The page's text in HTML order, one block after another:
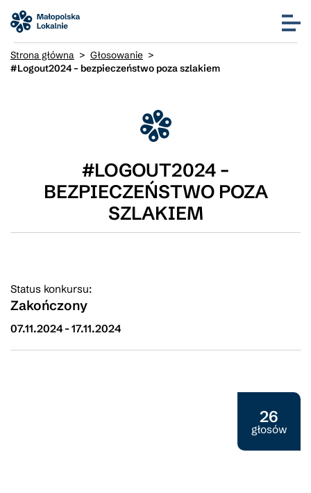
Strona główna > Głosowanie >
#Logout2024 – bezpieczeństwo poza szlakiem
#LOGOUT2024 –
BEZPIECZEŃSTWO POZA
SZLAKIEM
Status konkursu:
Zakończony
07.11.2024 -17.11.2024
26
głosów